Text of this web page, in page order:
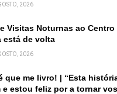
2026
Visitas Noturnas ao
está de volta
2026
que me livro! | “Esta
e estou feliz por a tornar